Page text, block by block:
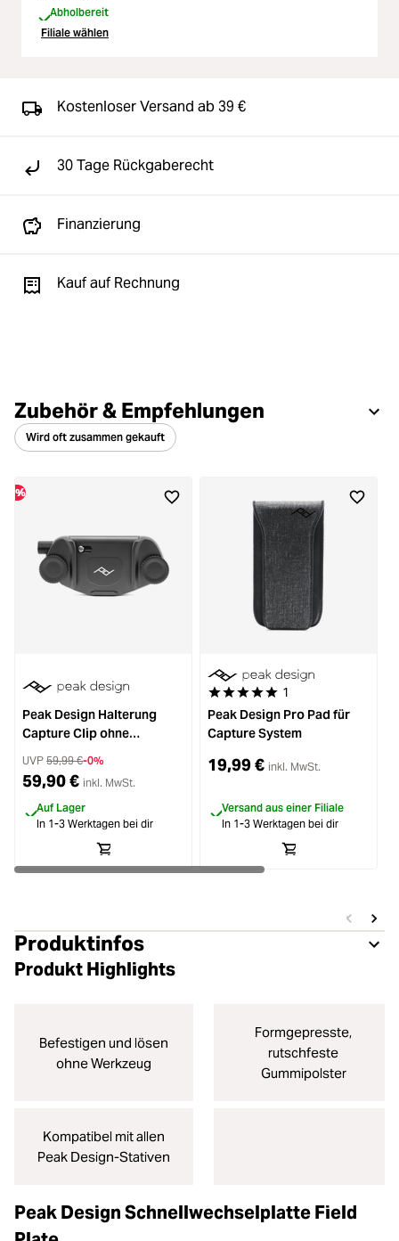
Abholbereit
Filiale wählen
Kostenloser Versand ab 39 €
30 Tage Rückgaberecht
Finanzierung
Kauf auf Rechnung
Zubehör & Empfehlungen
Wird oft zusammen gekauft
%
Peak Design Halterung
Capture Clip ohne
Kameraplatte schwarz
UVP 59,99 €-0%
59,90 € inkl. MwSt.
Auf Lager
In 1-3 Werktagen bei dir
Durchschnittliche Bewertung von
1
Peak Design Pro Pad für
Capture System
19,99 € inkl. MwSt.
Versand aus einer Filiale
In 1-3 Werktagen bei dir
Produktinfos
Produkt Highlights
Befestigen und lösen
ohne Werkzeug
Formgepresste,
rutschfeste
Gummipolster
Kompatibel mit allen
Peak Design-Stativen
Peak Design Schnellwechselplatte Field